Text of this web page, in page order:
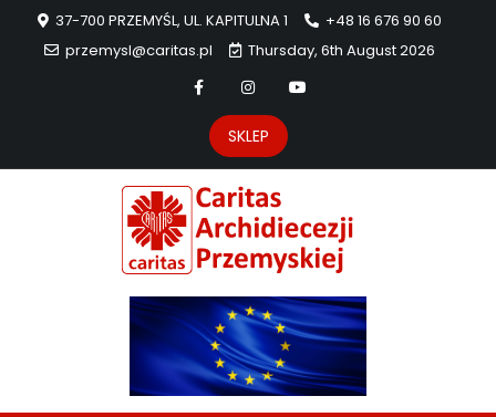
37-700 PRZEMYŚL, UL. KAPITULNA 1
+48 16 676 90 60
przemysl@caritas.pl
Thursday, 6th August 2026
SKLEP